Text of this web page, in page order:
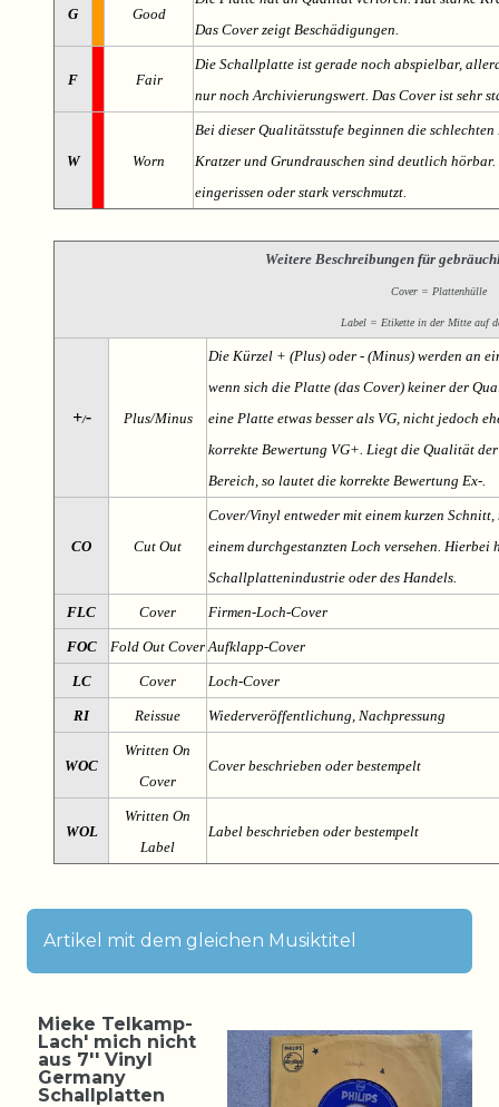
G Good
Das Cover zeigt Beschädigungen.
F Fair
Die Schallplatte ist gerade noch abspielbar,
nur noch Archivierungswert. Das Cover ist sehr
W Worn
Bei dieser Qualitätsstufe beginnen die
Kratzer und Grundrauschen sind deutlich
eingerissen oder stark verschmutzt.
Weitere Beschreibungen für
Cover = Plattenhülle
Label = Etikette in der Mitte auf
+/- Plus/Minus
Die Kürzel + (Plus) oder - (Minus) werden an
wenn sich die Platte (das Cover) keiner der
eine Platte etwas besser als VG, nicht jedoch
korrekte Bewertung VG+. Liegt die Qualität
Bereich, so lautet die korrekte Bewertung Ex-.
CO Cut Out
Cover/Vinyl entweder mit einem kurzen
einem durchgestanzten Loch versehen. Hierbei
Schallplattenindustrie oder des Handels.
FLC Cover Firmen-Loch-Cover
FOC Fold Out Cover Aufklapp-Cover
LC Cover Loch-Cover
RI Reissue Wiederveröffentlichung, Nachpressung
WOC
Written On
Cover
Cover beschrieben oder bestempelt
WOL
Written On
Label
Label beschrieben oder bestempelt
Artikel mit dem gleichen Musiktitel
Mieke Telkamp-
Lach' mich nicht
aus 7'' Vinyl
Germany
Schallplatten